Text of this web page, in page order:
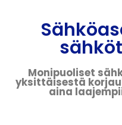
Monipuoliset
yksittäisestä
aina